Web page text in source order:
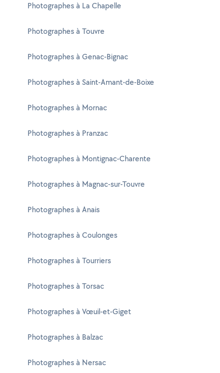
Photographes à La Chapelle
Photographes à Touvre
Photographes à Genac-Bignac
Photographes à Saint-Amant-de-Boixe
Photographes à Mornac
Photographes à Pranzac
Photographes à Montignac-Charente
Photographes à Magnac-sur-Touvre
Photographes à Anais
Photographes à Coulonges
Photographes à Tourriers
Photographes à Torsac
Photographes à Vœuil-et-Giget
Photographes à Balzac
Photographes à Nersac